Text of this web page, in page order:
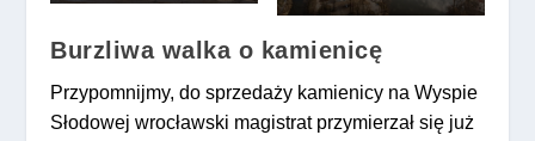
Burzliwa walka o kamienicę
Przypomnijmy, do sprzedaży kamienicy na Wyspie
Słodowej wrocławski magistrat przymierzał się już